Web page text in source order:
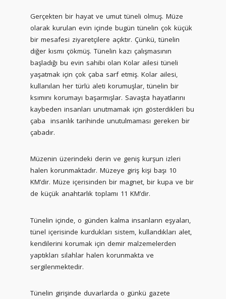
Gerçekten bir hayat ve umut tüneli olmuş. Müze
olarak kurulan evin içinde bugün tünelin çok küçük
bir mesafesi ziyaretçilere açıktır. Çünkü, tünelin
diğer kısmı çökmüş. Tünelin kazı çalışmasının
başladığı bu evin sahibi olan Kolar ailesi tüneli
yaşatmak için çok çaba sarf etmiş. Kolar ailesi,
kullanılan her türlü aleti korumuşlar, tünelin bir
ksımını korumayı başarmışlar. Savaşta hayatlarını
kaybeden insanları unutmamak için gösterdikleri bu
çaba insanlık tarihinde unutulmaması gereken bir
çabadır.
Müzenin üzerindeki derin ve geniş kurşun izleri
halen korunmaktadır. Müzeye giriş kişi başı 10
KM’dir. Müze içerisinden bir magnet, bir kupa ve bir
de küçük anahtarlık toplamı 11 KM’dir.
Tünelin içinde, o günden kalma insanların eşyaları,
tünel içerisinde kurdukları sistem, kullandıkları alet,
kendilerini korumak için demir malzemelerden
yaptıkları silahlar halen korunmakta ve
sergilenmektedir.
Tünelin girişinde duvarlarda o günkü gazete